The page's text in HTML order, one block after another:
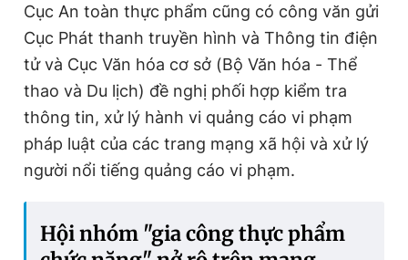
Cục An toàn thực phẩm cũng có công văn gửi
Cục Phát thanh truyền hình và Thông tin điện
tử và Cục Văn hóa cơ sở (Bộ Văn hóa - Thể
thao và Du lịch) đề nghị phối hợp kiểm tra
thông tin, xử lý hành vi quảng cáo vi phạm
pháp luật của các trang mạng xã hội và xử lý
người nổi tiếng quảng cáo vi phạm.
Hội nhóm "gia công thực phẩm